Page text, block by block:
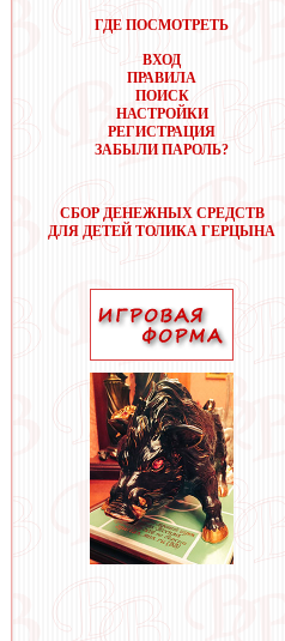
ГДЕ ПОСМОТРЕТЬ
ВХОД
ПРАВИЛА
ПОИСК
НАСТРОЙКИ
РЕГИСТРАЦИЯ
ЗАБЫЛИ ПАРОЛЬ?
СБОР ДЕНЕЖНЫХ СРЕДСТВ
ДЛЯ ДЕТЕЙ ТОЛИКА ГЕРЦЫНА